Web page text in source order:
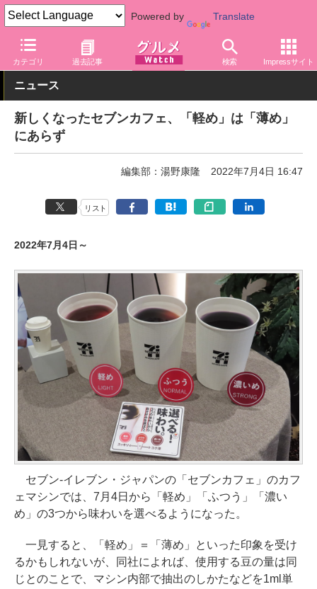
Powered by Translate
カテゴリ 過去記事 検索 Impressサイト
グルメ Watch 店舗 コンビニ セブン-イレブン
ニュース
新しくなったセブンカフェ、「軽め」は「薄め」
にあらず
編集部：湯野康隆 2022年7月4日 16:47
リスト
2022年7月4日～
セブン-イレブン・ジャパンの「セブンカフェ」のカフ
ェマシンでは、7月4日から「軽め」「ふつう」「濃い
め」の3つから味わいを選べるようになった。
一見すると、「軽め」＝「薄め」といった印象を受け
るかもしれないが、同社によれば、使用する豆の量は同
じとのことで、マシン内部で抽出のしかたなどを1ml単